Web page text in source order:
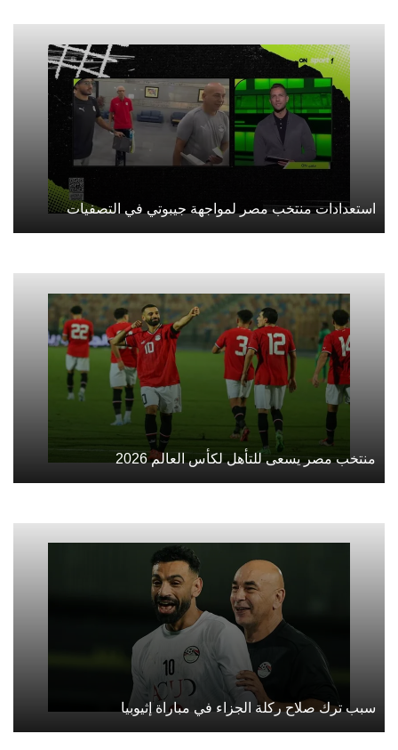
استعدادات منتخب مصر لمواجهة جيبوتي في التصفيات
منتخب مصر يسعى للتأهل لكأس العالم 2026
سبب ترك صلاح ركلة الجزاء في مباراة إثيوبيا